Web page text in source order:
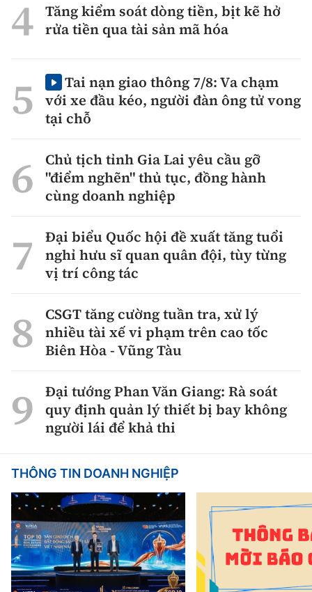
Tăng kiểm soát dòng tiền, bịt kẽ hở
rửa tiền qua tài sản mã hóa
Tai nạn giao thông 7/8: Va chạm
với xe đầu kéo, người đàn ông tử vong
tại chỗ
Chủ tịch tỉnh Gia Lai yêu cầu gỡ
"điểm nghẽn" thủ tục, đồng hành
cùng doanh nghiệp
Đại biểu Quốc hội đề xuất tăng tuổi
nghỉ hưu sĩ quan quân đội, tùy từng
vị trí công tác
CSGT tăng cường tuần tra, xử lý
nhiều tài xế vi phạm trên cao tốc
Biên Hòa - Vũng Tàu
Đại tướng Phan Văn Giang: Rà soát
quy định quản lý thiết bị bay không
người lái để khả thi
THÔNG TIN DOANH NGHIỆP